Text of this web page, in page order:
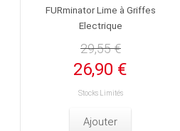
FURminator Lime à Griffes
Electrique
29,55 €
26,90 €
Stocks Limités
Ajouter